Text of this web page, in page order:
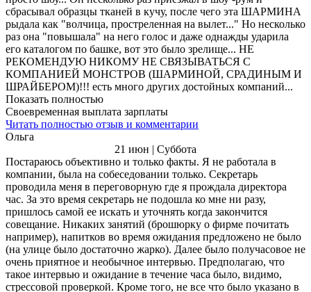
сбрасывал образцы тканей в кучу, после чего эта ШАРМИНА
рыдала как "волчица, простреленная на вылет..." Но несколько
раз она "повышала" на него голос и даже однажды ударила
его каталогом по башке, вот это было зрелище... НЕ
РЕКОМЕНДУЮ НИКОМУ НЕ СВЯЗЫВАТЬСЯ С
КОМПАНИЕЙ МОНСТРОВ (ШАРМИНОЙ, СРАДИНЫМ И
ШРАЙБЕРОМ)!!! есть много других достойных компаний...
Показать полностью
Своевременная выплата зарплаты
Читать полностью отзыв и комментарии
Ольга
21 июн | Суббота
Постараюсь объективно и только факты. Я не работала в
компании, была на собеседовании только. Секретарь
проводила меня в переговорную где я прождала директора
час. За это время секретарь не подошла ко мне ни разу,
пришлось самой ее искать и уточнять когда закончится
совещание. Никаких занятий (брошюрку о фирме почитать
например), напитков во время ожидания предложено не было
(на улице было достаточно жарко). Далее было получасовое не
очень приятное и необычное интервью. Предполагаю, что
такое интервью и ожидание в течение часа было, видимо,
стрессовой проверкой. Кроме того, не все что было указано в